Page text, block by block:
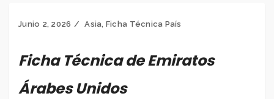
Junio 2, 2026 Asia, Ficha Técnica País
Ficha Técnica de Emiratos
Árabes Unidos